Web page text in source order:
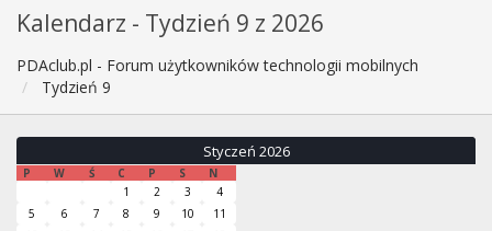
Kalendarz - Tydzień 9 z 2026
PDAclub.pl - Forum użytkowników technologii mobilnych
Tydzień 9
Styczeń 2026
P W Ś C P S
N
1
2 3
4
5
6 7 8 9 10
11